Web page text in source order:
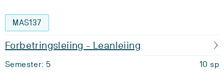
MAS137
Forbetringsleiing - Leanleiing
Semester: 5 10 sp